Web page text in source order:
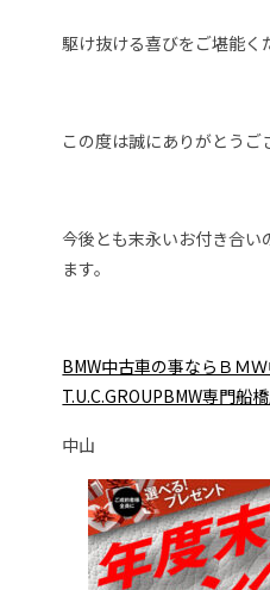
駆け抜ける喜びをご堪能く
この度は誠にありがとうご
今後とも末永いお付き合い
ます。
BMW中古車の事ならＢＭ
T.U.C.GROUPBMW専門船
中山